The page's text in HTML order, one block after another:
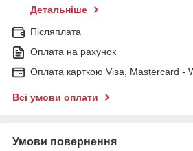
Детальніше
Післяплата
Оплата на рахунок
Оплата карткою Visa, Mastercard -
Всі умови оплати
Умови повернення